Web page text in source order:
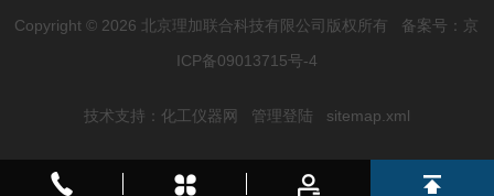
Copyright © 2026 北京理加联合科技有限公司版权所有 备案号：京
ICP备09013715号-4
技术支持： 化工仪器网 管理登陆 sitemap.xml